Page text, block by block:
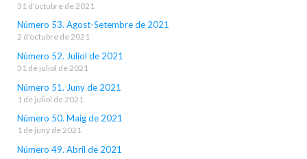
31 d'octubre de 2021
Número 53. Agost-Setembre de 2021
2 d'octubre de 2021
Número 52. Juliol de 2021
31 de juliol de 2021
Número 51. Juny de 2021
1 de juliol de 2021
Número 50. Maig de 2021
1 de juny de 2021
Número 49. Abril de 2021